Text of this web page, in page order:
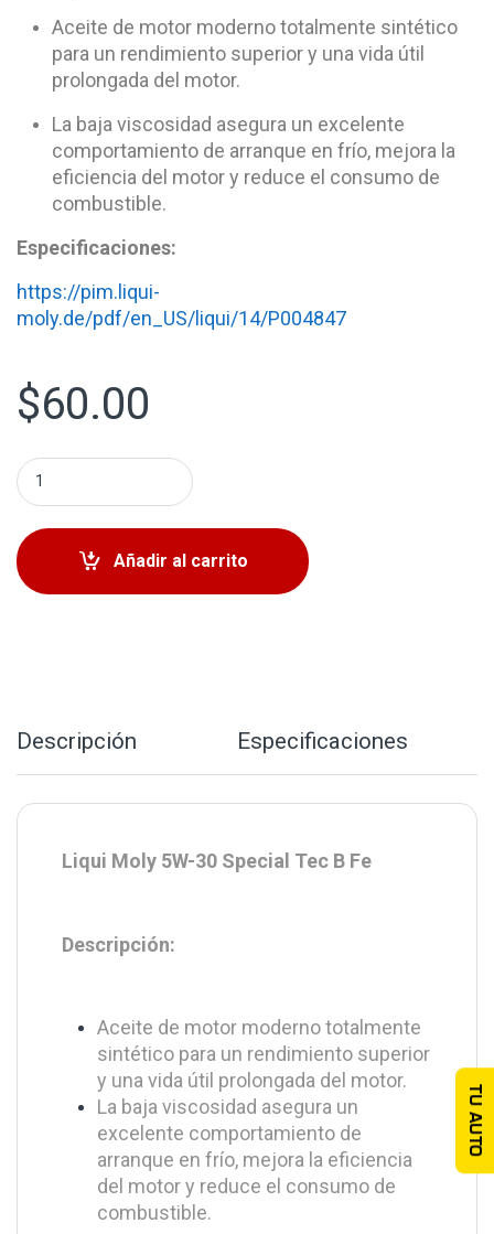
Aceite de motor moderno totalmente sintético
para un rendimiento superior y una vida útil
prolongada del motor.
La baja viscosidad asegura un excelente
comportamiento de arranque en frío, mejora la
eficiencia del motor y reduce el consumo de
combustible.
Especificaciones:
https://pim.liqui-
moly.de/pdf/en_US/liqui/14/P004847
$60.00
Liqui Moly 5w-30 Special Tec B Fe 5 Lts quantity
Añadir al carrito
Descripción Especificaciones
Liqui Moly 5W-30 Special Tec B Fe
Descripción:
Aceite de motor moderno totalmente
sintético para un rendimiento superior
y una vida útil prolongada del motor.
La baja viscosidad asegura un
excelente comportamiento de
arranque en frío, mejora la eficiencia
del motor y reduce el consumo de
combustible.
TU AUTO